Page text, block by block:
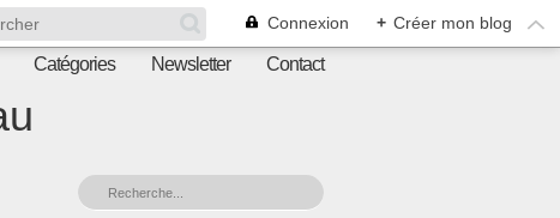
Connexion + Créer mon blog
Catégories Newsletter Contact